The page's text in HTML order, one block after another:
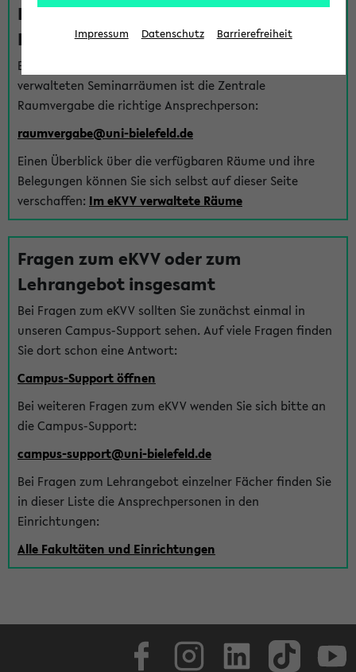
Fragen zu im eKVV verwalteten
Räumen
Bei Fragen zur Vergabe von Hörsälen und vom eKVV
verwalteten Seminarräumen ist die Zentrale
Raumvergabe die richtige Ansprechperson:
raumvergabe@uni-bielefeld.de
Einen Überblick über die verfügbaren Räume und ihre
Belegungen können Sie sich selbst auf dieser Seite
verschaffen: Im eKVV verwaltete Räume
Fragen zum eKVV oder zum
Lehrangebot insgesamt
Bei Fragen zum eKVV sollten Sie zunächst einmal in
unseren Campus-Support sehen. Auf viele Fragen finden
Sie dort schon eine Antwort:
Campus-Support öffnen
Bei weiteren Fragen zum eKVV wenden Sie sich bitte an
die Campus-Support:
campus-support@uni-bielefeld.de
Bei Fragen zum Lehrangebot einzelner Fächer finden Sie
in dieser Liste die Ansprechpersonen in den
Einrichtungen:
Alle Fakultäten und Einrichtungen
Impressum Datenschutz Barrierefreiheit